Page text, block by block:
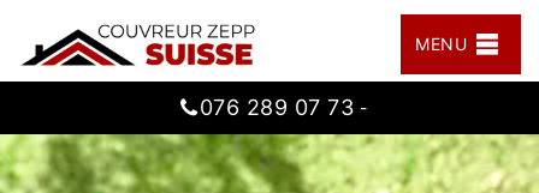
MENU
076 289 07 73 -